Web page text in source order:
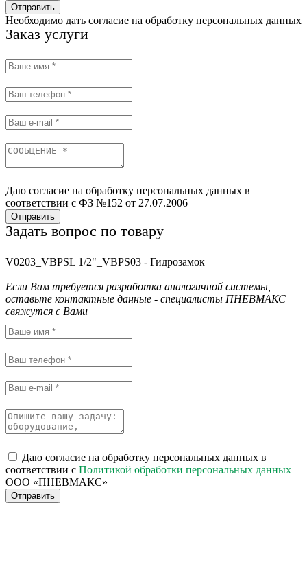
Отправить
Необходимо дать согласие на обработку персональных данных
Заказ услуги
Даю согласие на обработку персональных данных в
соответствии с ФЗ №152 от 27.07.2006
Отправить
Задать вопрос по товару
V0203_VBPSL 1/2"_VBPS03 - Гидрозамок
Если Вам требуется разработка аналогичной системы,
оставьте контактные данные - специалисты ПНЕВМАКС
свяжутся с Вами
Даю согласие на обработку персональных данных в
соответствии с Политикой обработки персональных данных
ООО «ПНЕВМАКС»
Отправить